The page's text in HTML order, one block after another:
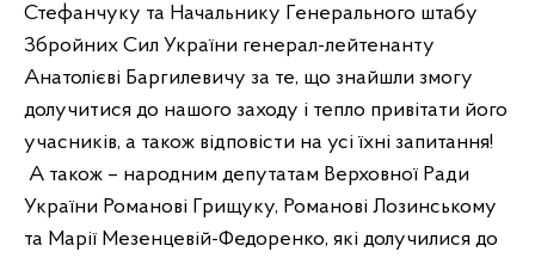
Стефанчуку та Начальнику Генерального штабу
Збройних Сил України генерал-лейтенанту
Анатолієві Баргилевичу за те, що знайшли змогу
долучитися до нашого заходу і тепло привітати його
А також – народним депутатам Верховної Ради
України Романові Грищуку, Романові Лозинському
та Марії Мезенцевій-Федоренко, які долучилися до